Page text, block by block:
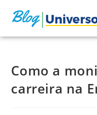
Como a
carreira na